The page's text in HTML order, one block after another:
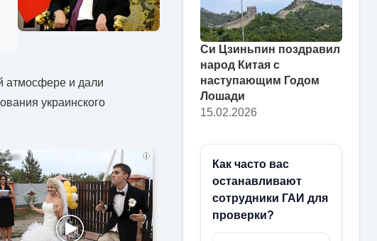
атмосфере и дали
украинского
i
Си Цзиньпин поздравил
народ Китая с
наступающим Годом
Лошади
15.02.2026
Как часто вас
останавливают
сотрудники ГАИ для
проверки?